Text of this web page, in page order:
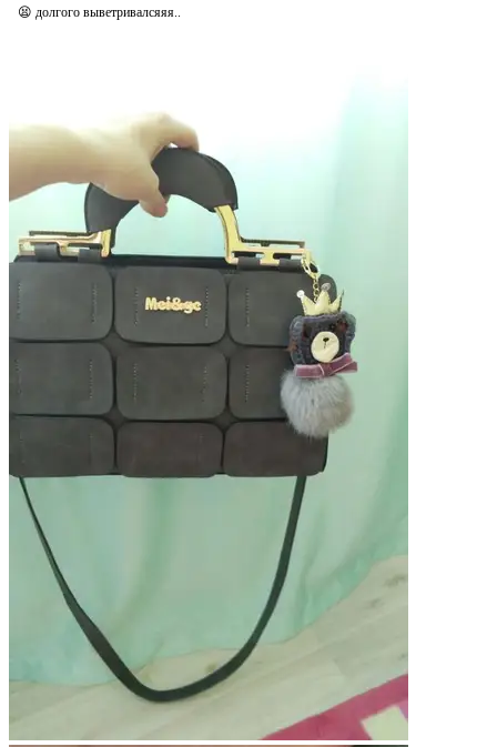
😫 долгого выветривалсяяя..